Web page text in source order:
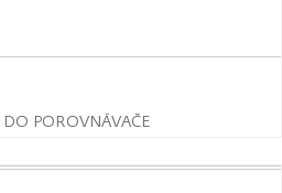
DO POROVNÁVAČE